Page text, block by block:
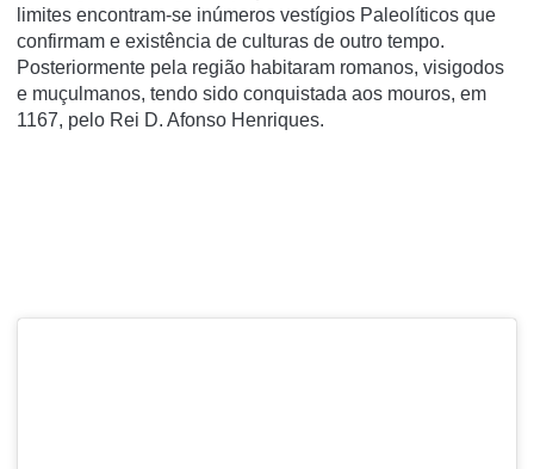
limites encontram-se inúmeros vestígios Paleolíticos que
confirmam e existência de culturas de outro tempo.
Posteriormente pela região habitaram romanos, visigodos
e muçulmanos, tendo sido conquistada aos mouros, em
1167, pelo Rei D. Afonso Henriques.